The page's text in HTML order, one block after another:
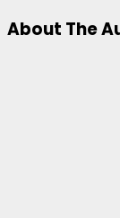
About The